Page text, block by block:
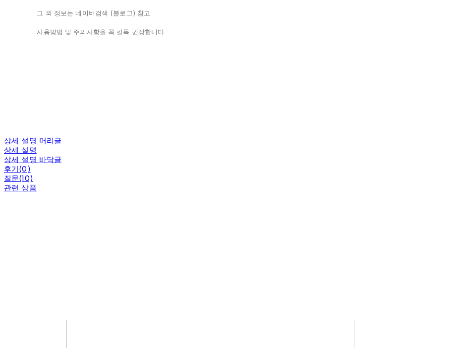
그 외 정보는 네이버검색 (블로그) 참고
사용방법 및 주의사항을 꼭 필독 권장합니다.
상세 설명 머리글
상세 설명
상세 설명 바닥글
후기(0)
질문(10)
관련 상품